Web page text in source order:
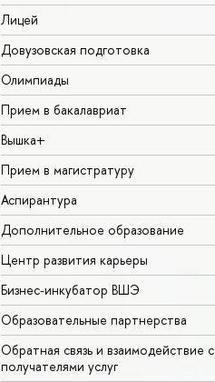
Лицей
Довузовская подготовка
Олимпиады
Прием в бакалавриат
Вышка+
Прием в магистратуру
Аспирантура
Дополнительное образование
Центр развития карьеры
Бизнес-инкубатор ВШЭ
Образовательные партнерства
Обратная связь и взаимодействие с
получателями услуг